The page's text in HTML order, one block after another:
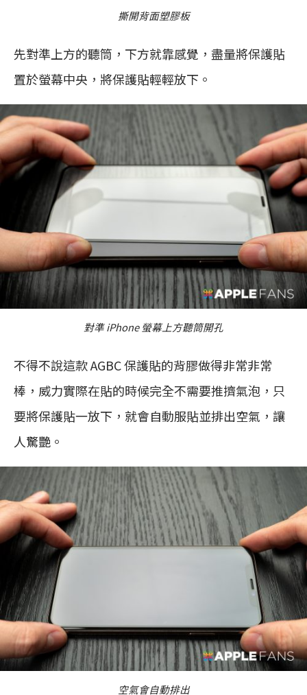
撕開背面塑膠板
先對準上方的聽筒，下方就靠感覺，盡量將保護貼
置於螢幕中央，將保護貼輕輕放下。
對準 iPhone 螢幕上方聽筒開孔
不得不說這款 AGBC 保護貼的背膠做得非常非常
棒，威力實際在貼的時候完全不需要推擠氣泡，只
要將保護貼一放下，就會自動服貼並排出空氣，讓
人驚艷。
空氣會自動排出